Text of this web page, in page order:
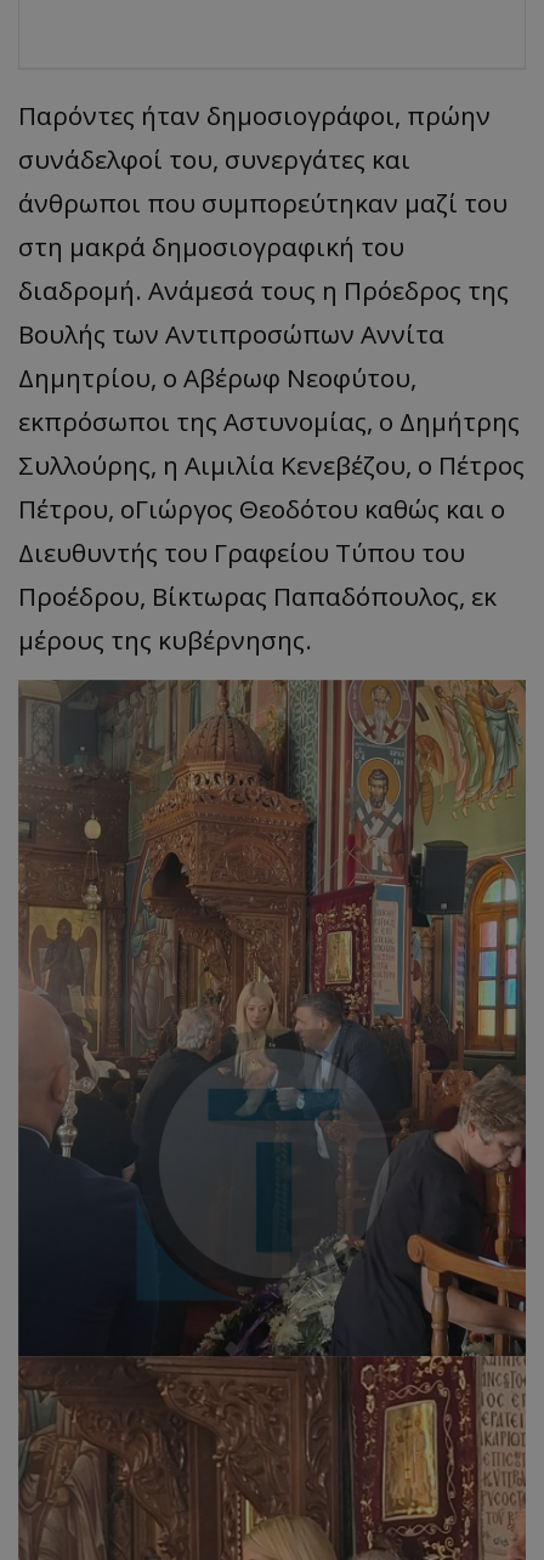
Παρόντες ήταν δημοσιογράφοι, πρώην
συνάδελφοί του, συνεργάτες και
άνθρωποι που συμπορεύτηκαν μαζί του
στη μακρά δημοσιογραφική του
διαδρομή. Ανάμεσά τους η Πρόεδρος της
Βουλής των Αντιπροσώπων Αννίτα
Δημητρίου, ο Αβέρωφ Νεοφύτου,
εκπρόσωποι της Αστυνομίας, ο Δημήτρης
Συλλούρης, η Αιμιλία Κενεβέζου, ο Πέτρος
Πέτρου, οΓιώργος Θεοδότου καθώς και ο
Διευθυντής του Γραφείου Τύπου του
Προέδρου, Βίκτωρας Παπαδόπουλος, εκ
μέρους της κυβέρνησης.